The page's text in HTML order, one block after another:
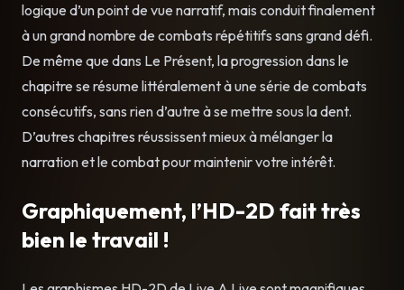
logique d’un point de vue narratif, mais conduit finalement
à un grand nombre de combats répétitifs sans grand défi.
De même que dans Le Présent, la progression dans le
chapitre se résume littéralement à une série de combats
consécutifs, sans rien d’autre à se mettre sous la dent.
D’autres chapitres réussissent mieux à mélanger la
narration et le combat pour maintenir votre intérêt.
Graphiquement, l’HD-2D fait très
bien le travail !